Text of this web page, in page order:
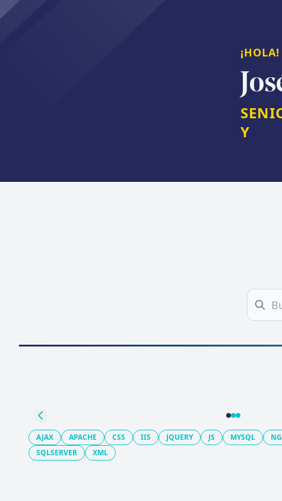
Y
Previo
AJAX APACHE CSS IIS JQUERY JS MYSQL
SQLSERVER
XML